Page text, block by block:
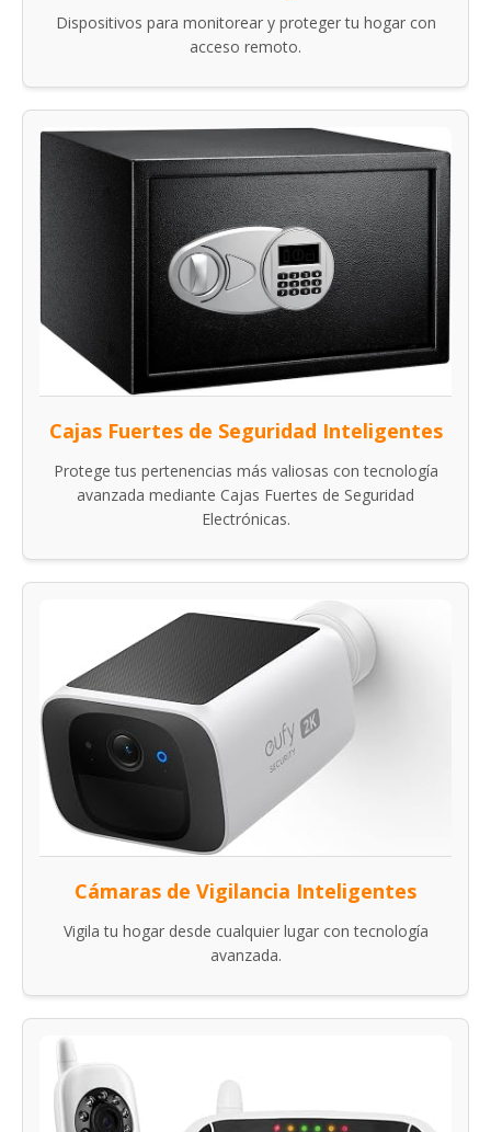
Dispositivos para monitorear y proteger tu hogar con
acceso remoto.
Cajas Fuertes de Seguridad Inteligentes
Protege tus pertenencias más valiosas con tecnología
avanzada mediante Cajas Fuertes de Seguridad
Electrónicas.
Cámaras de Vigilancia Inteligentes
Vigila tu hogar desde cualquier lugar con tecnología
avanzada.